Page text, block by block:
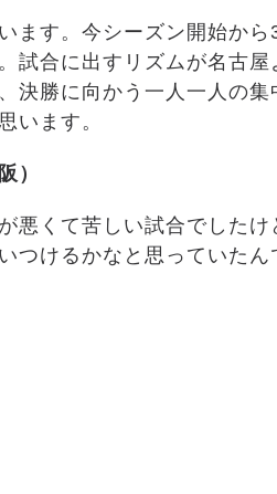
ます。今シーズン開始か
試合に出すリズムが名古
決勝に向かう一人一人の
います。
）
悪くて苦しい試合でした
つけるかなと思っていたん